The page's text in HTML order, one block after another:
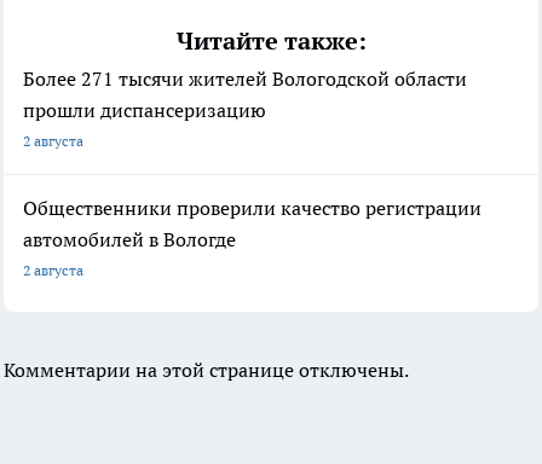
Читайте также:
Более 271 тысячи жителей Вологодской области
прошли диспансеризацию
2 августа
Общественники проверили качество регистрации
автомобилей в Вологде
2 августа
Комментарии на этой странице отключены.